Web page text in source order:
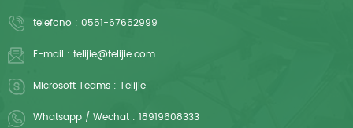
telefono : 0551-67662999
E-mail : telijie@telijie.com
Microsoft Teams : Telijie
Whatsapp / Wechat : 18919608333